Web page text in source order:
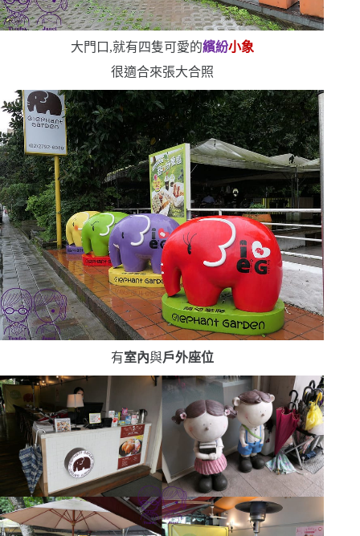
大門口,就有四隻可愛的繽紛小象
很適合來張大合照
有室內與戶外座位